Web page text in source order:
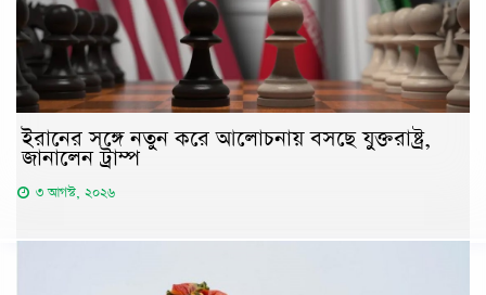
ইরানের সঙ্গে নতুন করে আলোচনায় বসছে যুক্তরাষ্ট্র,
জানালেন ট্রাম্প
৩ আগস্ট, ২০২৬